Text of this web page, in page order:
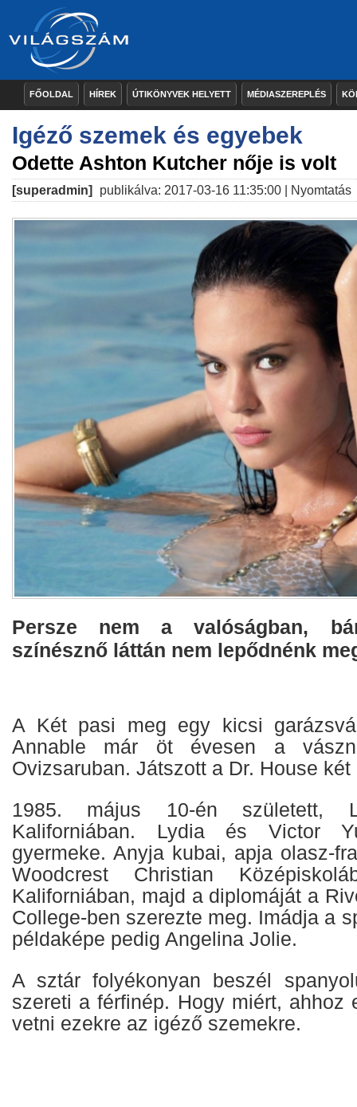
FŐOLDAL HÍREK ÚTIKÖNYVEK HELYETT MÉDIASZEREPLÉS
Igéző szemek és egyebek
Odette Ashton Kutcher nője is volt
[superadmin] publikálva: 2017-03-16 11:35:00 | Nyomtatás
Persze nem a valóságban,
színésznő láttán nem lepődnénk
A Két pasi meg egy kicsi
Annable már öt évesen a
Ovizsaruban. Játszott a Dr. House két
1985. május 10-én született,
Kaliforniában. Lydia és Victor
gyermeke. Anyja kubai, apja olasz-
Woodcrest Christian
Kaliforniában, majd a diplomáját a
College-ben szerezte meg. Imádja a
példaképe pedig Angelina Jolie.
A sztár folyékonyan beszél
szereti a férfinép. Hogy miért, ahhoz
vetni ezekre az igéző szemekre.